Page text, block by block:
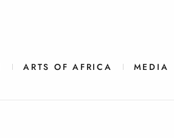
ARTS OF AFRICA MEDIA